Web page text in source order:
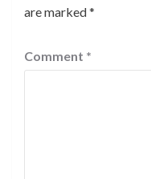
are marked*
Comment *